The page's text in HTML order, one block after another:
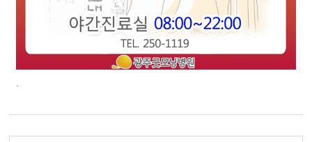
.